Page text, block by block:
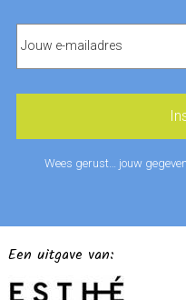
Wees gerust… jouw
Een uitgave van: